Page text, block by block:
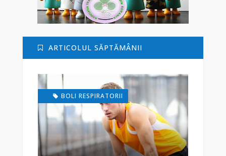
ARTICOLUL SĂPTĂMÂNII
BOLI RESPIRATORII